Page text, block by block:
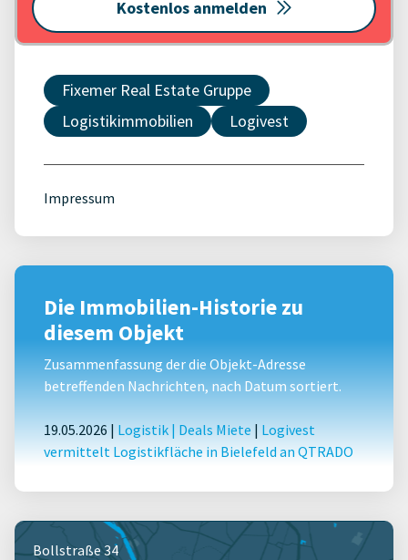
Kostenlos anmelden
Fixemer Real Estate Gruppe
Logistikimmobilien
Logivest
Impressum
Die Immobilien-Historie zu
diesem Objekt
Zusammenfassung der die Objekt-Adresse
betreffenden Nachrichten, nach Datum sortiert.
19.05.2026 | Logistik | Deals Miete | Logivest
vermittelt Logistikfläche in Bielefeld an QTRADO
Bollstraße 34